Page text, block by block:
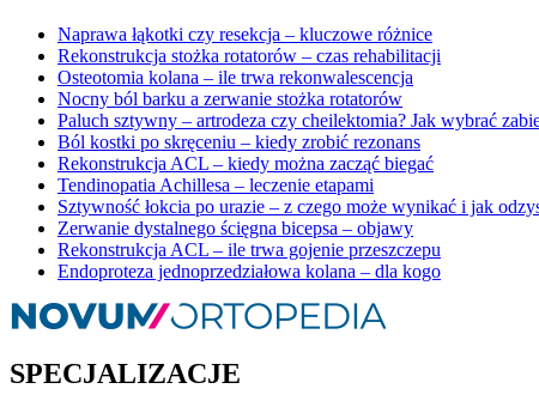
Naprawa łąkotki czy resekcja – kluczowe różnice
Rekonstrukcja stożka rotatorów – czas rehabilitacji
Osteotomia kolana – ile trwa rekonwalescencja
Nocny ból barku a zerwanie stożka rotatorów
Paluch sztywny – artrodeza czy cheilektomia? Jak wybrać
Ból kostki po skręceniu – kiedy zrobić rezonans
Rekonstrukcja ACL – kiedy można zacząć biegać
Tendinopatia Achillesa – leczenie etapami
Sztywność łokcia po urazie – z czego może wynikać i jak
Zerwanie dystalnego ścięgna bicepsa – objawy
Rekonstrukcja ACL – ile trwa gojenie przeszczepu
Endoproteza jednoprzedziałowa kolana – dla kogo
SPECJALIZACJE